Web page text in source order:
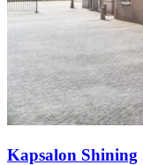
Kapsalon Shining